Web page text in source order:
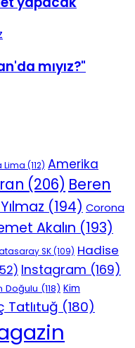
mıyız?"
Lima (112) Amerika
(206) Beren
(194) Corona
Akalın (193)
SK(109) Hadise
Instagram (169)
Doğulu (118) Kim
Tatlıtuğ (180)